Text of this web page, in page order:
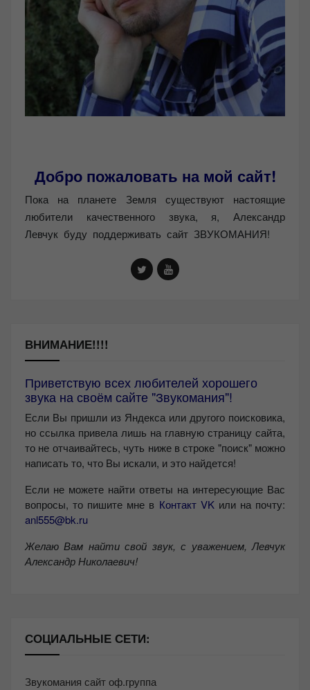
Добро пожаловать на мой сайт!
Пока на планете Земля существуют настоящие
любители качественного звука, я, Александр
Левчук буду поддерживать сайт ЗВУКОМАНИЯ!
ВНИМАНИЕ!!!!
Приветствую всех любителей хорошего
звука на своём сайте "Звукомания"!
Если Вы пришли из Яндекса или другого поисковика,
но ссылка привела лишь на главную страницу сайта,
то не отчаивайтесь, чуть ниже в строке "поиск" можно
написать то, что Вы искали, и это найдется!
Если не можете найти ответы на интересующие Вас
вопросы, то пишите мне в Контакт VKили на почту:
anl555@bk.ru
Желаю Вам найти свой звук, с уважением, Левчук
Александр Николаевич!
СОЦИАЛЬНЫЕ СЕТИ:
Звукомания сайт оф.группа